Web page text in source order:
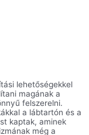
lehetőségekkel
magának a
felszerelni.
a lábtartón és a
kaptak, aminek
még a